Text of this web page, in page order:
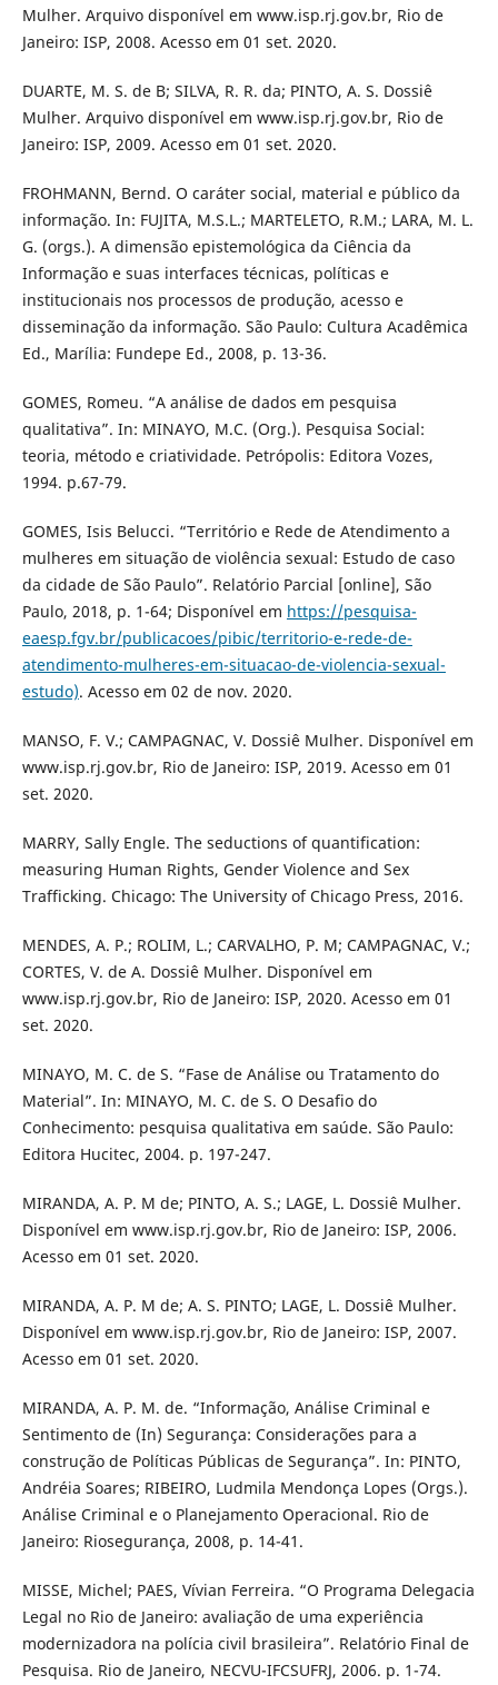
Mulher. Arquivo disponível em www.isp.rj.gov.br, Rio de
Janeiro: ISP, 2008. Acesso em 01 set. 2020.
DUARTE, M. S. de B; SILVA, R. R. da; PINTO, A. S. Dossiê
Mulher. Arquivo disponível em www.isp.rj.gov.br, Rio de
Janeiro: ISP, 2009. Acesso em 01 set. 2020.
FROHMANN, Bernd. O caráter social, material e público da
informação. In: FUJITA, M.S.L.; MARTELETO, R.M.; LARA, M. L.
G. (orgs.). A dimensão epistemológica da Ciência da
Informação e suas interfaces técnicas, políticas e
institucionais nos processos de produção, acesso e
disseminação da informação. São Paulo: Cultura Acadêmica
Ed., Marília: Fundepe Ed., 2008, p. 13-36.
GOMES, Romeu. “A análise de dados em pesquisa
qualitativa”. In: MINAYO, M.C. (Org.). Pesquisa Social:
teoria, método e criatividade. Petrópolis: Editora Vozes,
1994. p.67-79.
GOMES, Isis Belucci. “Território e Rede de Atendimento a
mulheres em situação de violência sexual: Estudo de caso
da cidade de São Paulo”. Relatório Parcial [online], São
Paulo, 2018, p. 1-64; Disponível em https://pesquisa-
eaesp.fgv.br/publicacoes/pibic/territorio-e-rede-de-
atendimento-mulheres-em-situacao-de-violencia-sexual-
estudo). Acesso em 02 de nov. 2020.
MANSO, F. V.; CAMPAGNAC, V. Dossiê Mulher. Disponível em
www.isp.rj.gov.br, Rio de Janeiro: ISP, 2019. Acesso em 01
set. 2020.
MARRY, Sally Engle. The seductions of quantification:
measuring Human Rights, Gender Violence and Sex
Trafficking. Chicago: The University of Chicago Press, 2016.
MENDES, A. P.; ROLIM, L.; CARVALHO, P. M; CAMPAGNAC, V.;
CORTES, V. de A. Dossiê Mulher. Disponível em
www.isp.rj.gov.br, Rio de Janeiro: ISP, 2020. Acesso em 01
set. 2020.
MINAYO, M. C. de S. “Fase de Análise ou Tratamento do
Material”. In: MINAYO, M. C. de S. O Desafio do
Conhecimento: pesquisa qualitativa em saúde. São Paulo:
Editora Hucitec, 2004. p. 197-247.
MIRANDA, A. P. M de; PINTO, A. S.; LAGE, L. Dossiê Mulher.
Disponível em www.isp.rj.gov.br, Rio de Janeiro: ISP, 2006.
Acesso em 01 set. 2020.
MIRANDA, A. P. M de; A. S. PINTO; LAGE, L. Dossiê Mulher.
Disponível em www.isp.rj.gov.br, Rio de Janeiro: ISP, 2007.
Acesso em 01 set. 2020.
MIRANDA, A. P. M. de. “Informação, Análise Criminal e
Sentimento de (In) Segurança: Considerações para a
construção de Políticas Públicas de Segurança”. In: PINTO,
Andréia Soares; RIBEIRO, Ludmila Mendonça Lopes (Orgs.).
Análise Criminal e o Planejamento Operacional. Rio de
Janeiro: Riosegurança, 2008, p. 14-41.
MISSE, Michel; PAES, Vívian Ferreira. “O Programa Delegacia
Legal no Rio de Janeiro: avaliação de uma experiência
modernizadora na polícia civil brasileira”. Relatório Final de
Pesquisa. Rio de Janeiro, NECVU-IFCSUFRJ, 2006. p. 1-74.